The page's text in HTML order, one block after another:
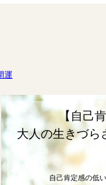
運
己肯定感の高め方
らさを脱却して
う
の低い自分を追い詰めてしま